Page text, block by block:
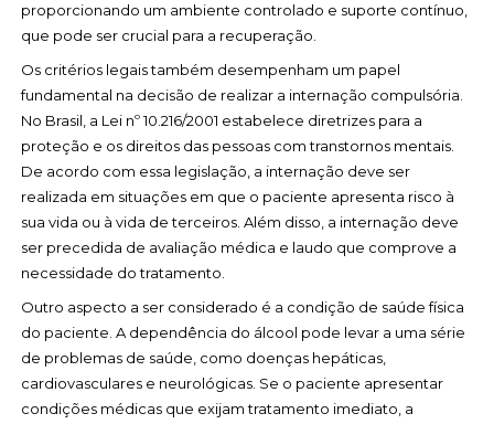
proporcionando um ambiente controlado e suporte contínuo,
que pode ser crucial para a recuperação.
Os critérios legais também desempenham um papel
fundamental na decisão de realizar a internação compulsória.
No Brasil, a Lei nº 10.216/2001 estabelece diretrizes para a
proteção e os direitos das pessoas com transtornos mentais.
De acordo com essa legislação, a internação deve ser
realizada em situações em que o paciente apresenta risco à
sua vida ou à vida de terceiros. Além disso, a internação deve
ser precedida de avaliação médica e laudo que comprove a
necessidade do tratamento.
Outro aspecto a ser considerado é a condição de saúde física
do paciente. A dependência do álcool pode levar a uma série
de problemas de saúde, como doenças hepáticas,
cardiovasculares e neurológicas. Se o paciente apresentar
condições médicas que exijam tratamento imediato, a